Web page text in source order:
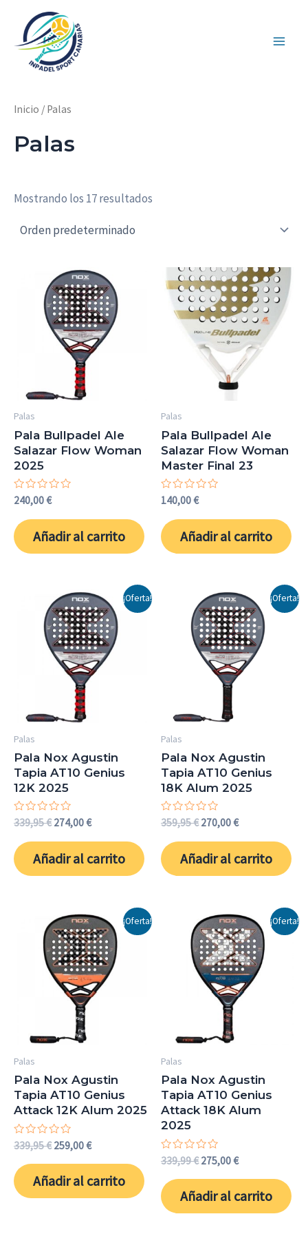
contenido
Inicio / Palas
Palas
Mostrando los 17 resultados
Palas
Pala Bullpadel Ale
Salazar Flow Woman
2025
Valorado
con
de
5
240,00€
Añadir al carrito
Palas
Pala Bullpadel Ale
Salazar Flow Woman
Master Final 23
Valorado
con
de
5
140,00€
Añadir al carrito
¡Oferta!
Palas
Pala Nox Agustin
Tapia AT10 Genius
12K 2025
Valorado
con
de
5
339,95€ El
era:
339,95 €.
274,00€El
es:
274,00 €.
Añadir al carrito
¡Oferta!
Palas
Pala Nox Agustin
Tapia AT10 Genius
18K Alum 2025
Valorado
con
de
5
359,95€ El
era:
359,95 €.
270,00€El
es:
270,00 €.
Añadir al carrito
¡Oferta!
Palas
Pala Nox Agustin
Tapia AT10 Genius
Attack 12K Alum 2025
Valorado
con
de
5
339,95€ El
era:
339,95 €.
259,00€El
es:
259,00 €.
Añadir al carrito
¡Oferta!
Palas
Pala Nox Agustin
Tapia AT10 Genius
Attack 18K Alum
2025
Valorado
con
de
5
339,99€ El
era:
339,99 €.
275,00€El
es:
275,00 €.
Añadir al carrito